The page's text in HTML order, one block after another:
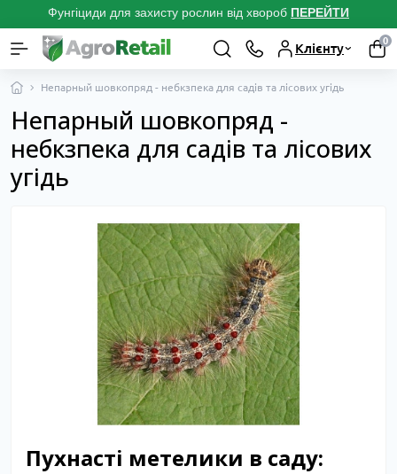
Фунгіциди для захисту рослин від хвороб ПЕРЕЙТИ
Клієнту
0
Непарный шовкопряд - небкзпека для садів та лісових угідь
Непарный шовкопряд -
небкзпека для садів та лісових
угідь
Пухнасті метелики в саду: